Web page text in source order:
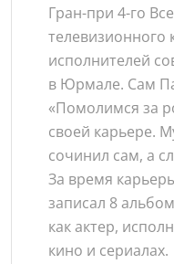
Гран-при 4-го
телевизионного
исполнителей
в Юрмале. Сам
«Помолимся за
своей карьере.
сочинил сам, а
За время
записал 8
как актер,
кино и сериалах.